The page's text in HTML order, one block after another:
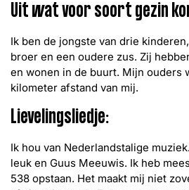
Uit wat voor soort gezin
Ik ben de jongste van drie
broer en een oudere zus. Zij
en wonen in de buurt. Mijn ouders
kilometer afstand van mij.
Lievelingsliedje:
Ik hou van Nederlandstalige
leuk en Guus Meeuwis. Ik heb
538 opstaan. Het maakt mij niet